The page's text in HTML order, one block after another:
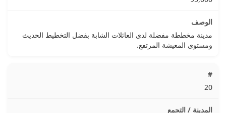
مدينة مخططة مفضلة لدى العائلات الشابة بفضل التخطيط الحديث
ومستوى المعيشة المرتفع.
20